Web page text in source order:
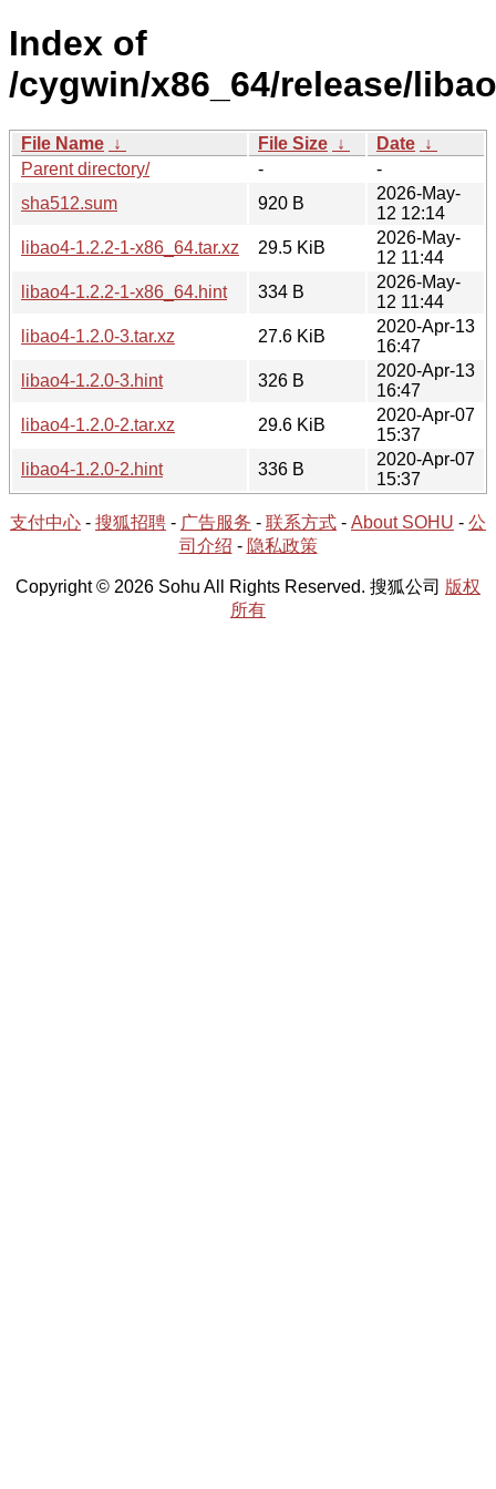
Index of
/cygwin/x86_64/release/
File Name ↓ File Size ↓ Date ↓
Parent directory/
-
-
sha512.sum
920 B
2026-May-
12 12:14
libao4-1.2.2-1-x86_64.tar.xz
29.5 KiB
2026-May-
12 11:44
libao4-1.2.2-1-x86_64.hint
334 B
2026-May-
12 11:44
libao4-1.2.0-3.tar.xz
27.6 KiB
2020-Apr-13
16:47
libao4-1.2.0-3.hint
326 B
2020-Apr-13
16:47
libao4-1.2.0-2.tar.xz
29.6 KiB
2020-Apr-07
15:37
libao4-1.2.0-2.hint
336 B
2020-Apr-07
15:37
支付中心 - 搜狐招聘 - 广告服务 - 联系方式 - About SOHU - 公
司介绍 - 隐私政策
Copyright © 2026 Sohu All Rights Reserved. 搜狐公司 版权
所有